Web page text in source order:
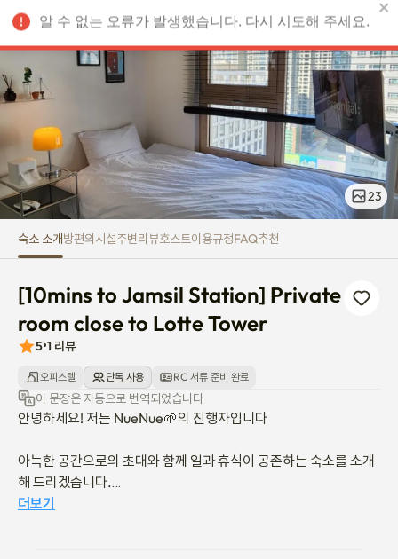
[10mins to Jamsil Station]
KRW
23
숙소 소개방편의시설주변리뷰호스트이용규정FAQ추천
[10mins to Jamsil Station] Private
room close to Lotte Tower
5•1 리뷰
오피스텔 단독 사용 RC 서류 준비 완료
이 문장은 자동으로 번역되었습니다
안녕하세요! 저는 NueNue🌱의 진행자입니다
아늑한 공간으로의 초대와 함께 일과 휴식이 공존하는 숙소를 소개
해 드리겠습니다.
더보기
알 수 없는 오류가 발생했습니다. 다시 시도해 주세요.